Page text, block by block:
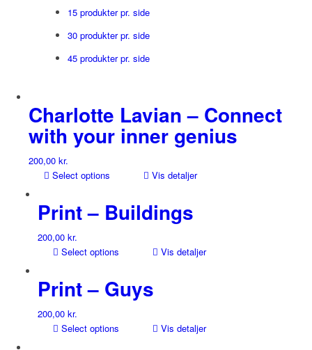
15 produkter pr. side
30 produkter pr. side
45 produkter pr. side
Charlotte Lavian – Connect
with your inner genius
200,00 kr.
Select options
Vis detaljer
Print – Buildings
200,00 kr.
Select options
Vis detaljer
Print – Guys
200,00 kr.
Select options
Vis detaljer